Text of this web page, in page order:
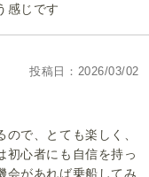
感じです
投稿日 2026/03/02
で、とても楽しく、
初心者にも自信を持っ
会があれば乗船してみ